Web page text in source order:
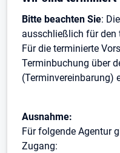
Bitte beachten Sie:
ausschließlich für den
Für die terminierte
Terminbuchung über
(Terminvereinbarung)
Ausnahme:
Für folgende Agentur
Zugang: